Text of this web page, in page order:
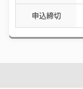
申込締切